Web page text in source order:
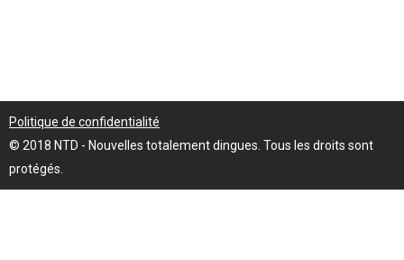
Politique de confidentialité
© 2018 NTD - Nouvelles totalement dingues. Tous les droits sont
protégés.